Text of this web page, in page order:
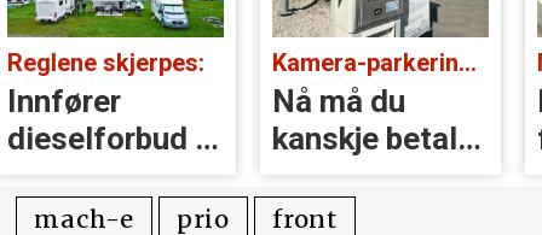
i
Kamera-parkering i fare:
Nå må du
kanskje betale
slik igjen
Motor
trikser
mach-e prio
front